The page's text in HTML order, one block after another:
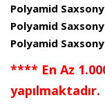
Polyamid
Polyamid
Polyamid
**** En Az
yapılmaktadır.